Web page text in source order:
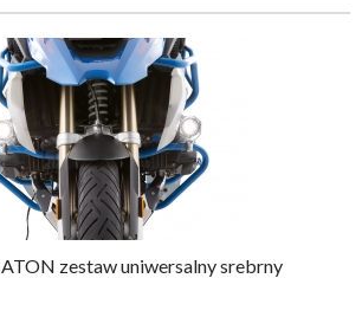
zestaw uniwersalny srebrny